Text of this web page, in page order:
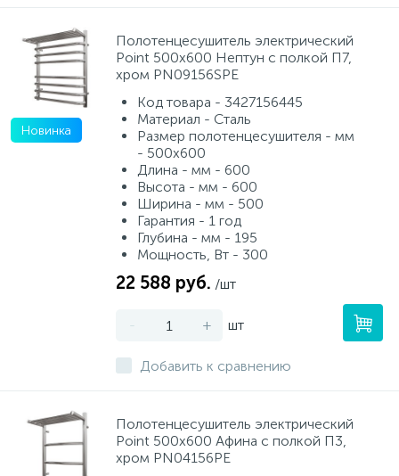
Новинка
Полотенцесушитель электрический
Point 500х600 Нептун с полкой П7,
хром PN09156SPE
Код товара - 3427156445
Материал - Сталь
Размер полотенцесушителя - мм
- 500x600
Длина - мм - 600
Высота - мм - 600
Ширина - мм - 500
Гарантия - 1 год
Глубина - мм - 195
Мощность, Вт - 300
22 588 руб. /шт
- + шт
Добавить к сравнению
Полотенцесушитель электрический
Point 500х600 Афина с полкой П3,
хром PN04156PE